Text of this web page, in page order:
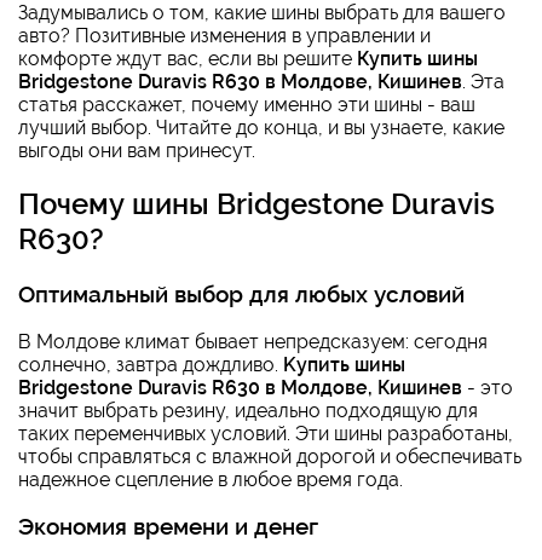
Задумывались о том, какие шины выбрать для вашего
авто? Позитивные изменения в управлении и
комфорте ждут вас, если вы решите Купить шины
Bridgestone Duravis R630 в Молдове, Кишинев. Эта
статья расскажет, почему именно эти шины - ваш
лучший выбор. Читайте до конца, и вы узнаете, какие
выгоды они вам принесут.
Почему шины Bridgestone Duravis
R630?
Оптимальный выбор для любых условий
В Молдове климат бывает непредсказуем: сегодня
солнечно, завтра дождливо. Kупить шины
Bridgestone Duravis R630 в Молдове, Кишинев - это
значит выбрать резину, идеально подходящую для
таких переменчивых условий. Эти шины разработаны,
чтобы справляться с влажной дорогой и обеспечивать
надежное сцепление в любое время года.
Экономия времени и денег